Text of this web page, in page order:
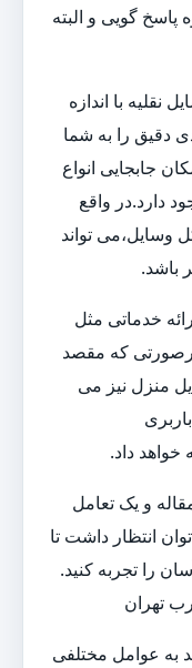
پاسخ گویی و البته
نقلیه با اندازه
دقیق را به شما
جابجایی انواع
دارد.در واقع
وسایل،می تواند
باشد.
خدماتی مثل
که مقصد
منزل نیز می
خواهد داد.
و یک تعامل
انتظار داشت تا
را تجربه کنید.
تهران
به عوامل مختلفی